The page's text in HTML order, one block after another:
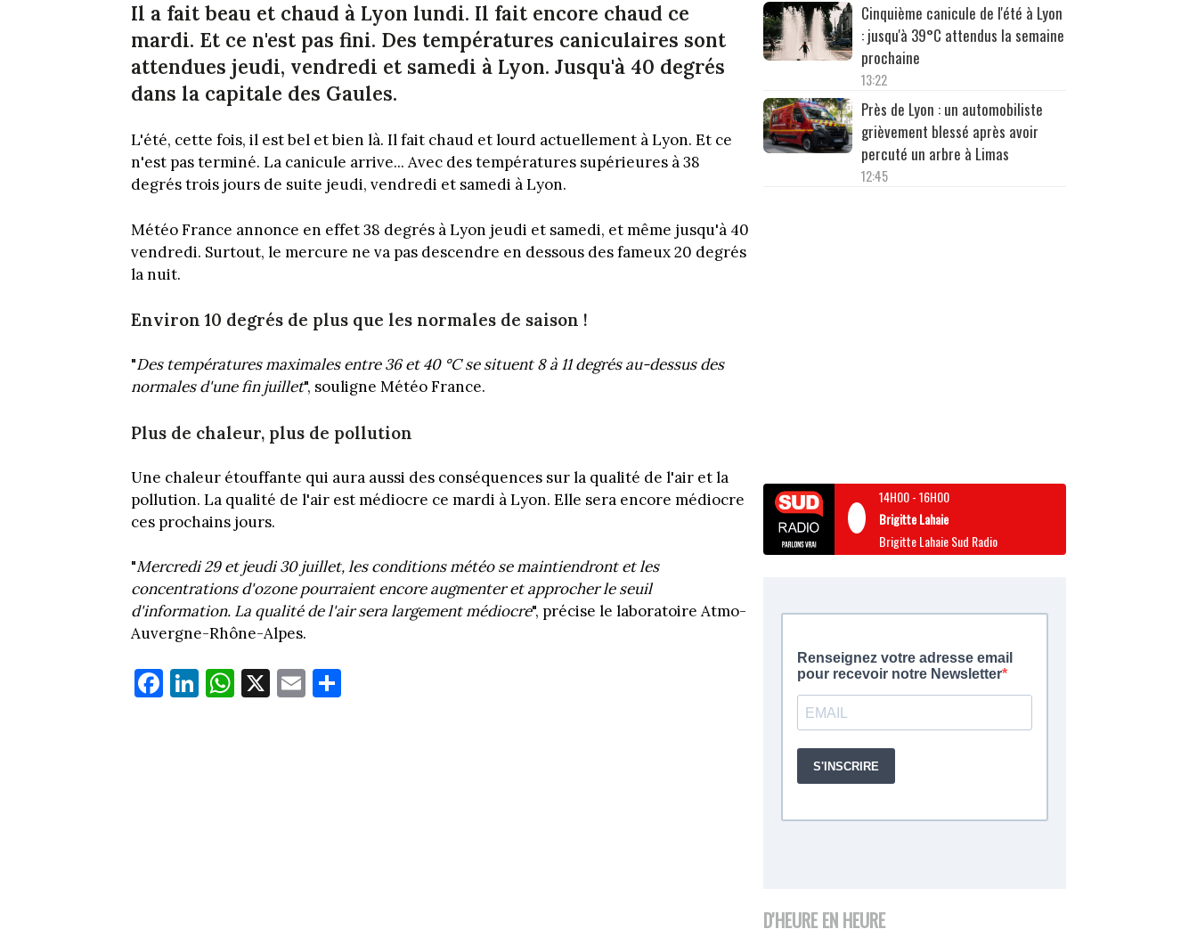
Il a fait beau et chaud à Lyon lundi. Il fait encore chaud ce
mardi. Et ce n'est pas fini. Des températures caniculaires sont
attendues jeudi, vendredi et samedi à Lyon. Jusqu'à 40 degrés
dans la capitale des Gaules.
L'été, cette fois, il est bel et bien là. Il fait chaud et lourd actuellement à Lyon. Et ce
n'est pas terminé. La canicule arrive... Avec des températures supérieures à 38
degrés trois jours de suite jeudi, vendredi et samedi à Lyon.
Météo France annonce en effet 38 degrés à Lyon jeudi et samedi, et même jusqu'à 40
vendredi. Surtout, le mercure ne va pas descendre en dessous des fameux 20 degrés
la nuit.
Environ 10 degrés de plus que les normales de saison !
"Des températures maximales entre 36 et 40 °C se situent 8 à 11 degrés au-dessus des
normales d'une fin juillet", souligne Météo France.
Plus de chaleur, plus de pollution
Une chaleur étouffante qui aura aussi des conséquences sur la qualité de l'air et la
pollution. La qualité de l'air est médiocre ce mardi à Lyon. Elle sera encore médiocre
ces prochains jours.
"Mercredi 29 et jeudi 30 juillet, les conditions météo se maintiendront et les
concentrations d'ozone pourraient encore augmenter et approcher le seuil
d'information. La qualité de l'air sera largement médiocre", précise le laboratoire Atmo-
Auvergne-Rhône-Alpes.
Fa
ce
Li
nk
W
ha
X E
m
Cinquième canicule de l'été à Lyon
: jusqu'à 39°C attendus la semaine
prochaine
13:22
Près de Lyon : un automobiliste
grièvement blessé après avoir
percuté un arbre à Limas
12:45
14H00-16H00
Brigitte Lahaie
Brigitte Lahaie Sud Radio
D'HEURE EN HEURE